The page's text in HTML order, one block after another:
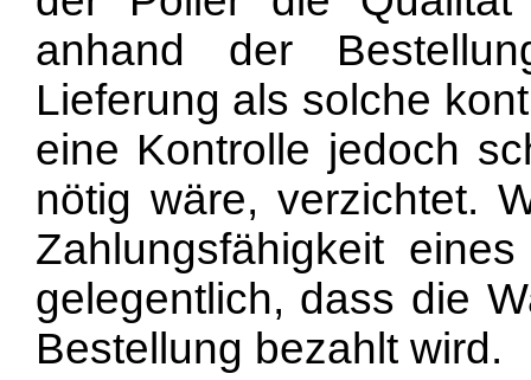
anhand der
Lieferung als solche
eine Kontrolle jedoch
nötig wäre, verzichtet.
Zahlungsfähigkeit
gelegentlich, dass die
Bestellung bezahlt wird.